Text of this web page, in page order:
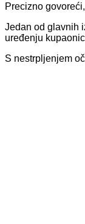
Precizno
Jedan od glavnih
uređenju
S nestrpljenjem